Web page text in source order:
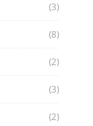
(3)
(8)
(2)
(3)
(2)